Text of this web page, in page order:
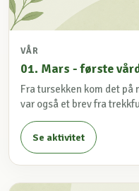
VÅR
01. Mars - første
Fra tursekken kom det på
var også et brev fra
Se aktivitet